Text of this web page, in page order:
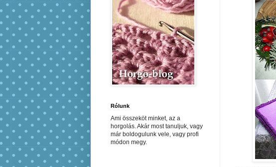
Rólunk
Ami összeköt minket, az a
horgolás. Akár most tanuljuk, vagy
már boldogulunk vele, vagy profi
módon megy.